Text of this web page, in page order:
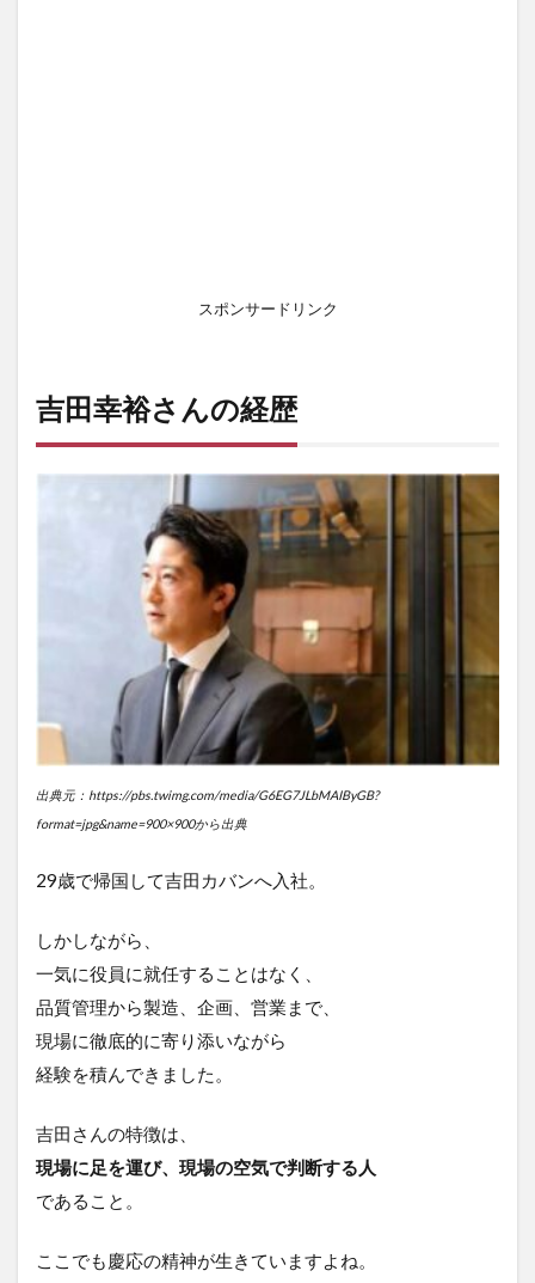
スポンサードリンク
吉田幸裕さんの経歴
出典元：https://pbs.twimg.com/media/G6EG7JLbMAIByGB?
format=jpg&name=900×900から出典
29歳で帰国して吉田カバンへ入社。
しかしながら、
一気に役員に就任することはなく、
品質管理から製造、企画、営業まで、
現場に徹底的に寄り添いながら
経験を積んできました。
吉田さんの特徴は、
現場に足を運び、現場の空気で判断する人
であること。
ここでも慶応の精神が生きていますよね。